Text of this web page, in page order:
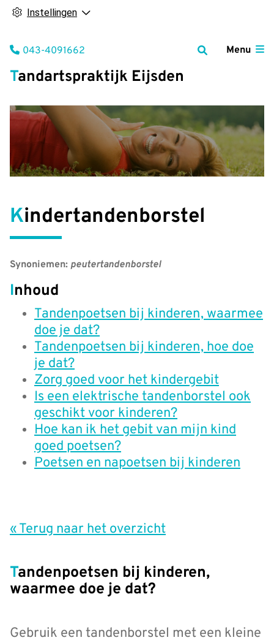
Instellingen
Tandartspraktijk Eijsden
Menu
Tel:
043-4091662
Kindertandenborstel
Synoniemen: peutertandenborstel
Inhoud
Tandenpoetsen bij kinderen, waarmee
doe je dat?
Tandenpoetsen bij kinderen, hoe doe
je dat?
Zorg goed voor het kindergebit
Is een elektrische tandenborstel ook
geschikt voor kinderen?
Hoe kan ik het gebit van mijn kind
goed poetsen?
Poetsen en napoetsen bij kinderen
« Terug naar het overzicht
Tandenpoetsen bij kinderen,
waarmee doe je dat?
Gebruik een tandenborstel met een kleine